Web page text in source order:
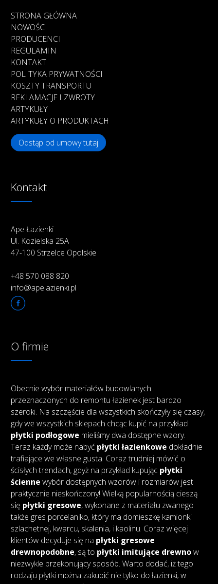
STRONA GŁÓWNA
NOWOŚCI
PRODUCENCI
REGULAMIN
KONTAKT
POLITYKA PRYWATNOŚCI
KOSZTY TRANSPORTU
REKLAMACJE I ZWROTY
ARTYKUŁY
ARTYKUŁY O PRODUKTACH
Odstąp od umowy tutaj
Kontakt
Ape Łazienki
Ul. Kozielska 25A
47-100 Strzelce Opolskie
+48 570 088 820
info@apelazienki.pl
O firmie
Obecnie wybór materiałów budowlanych
przeznaczonych do remontu łazienek jest bardzo
szeroki. Na szczęście dla wszystkich skończyły się czasy,
gdy we wszystkich sklepach chcąc kupić na przykład
płytki podłogowe mieliśmy dwa dostępne wzory.
Teraz każdy może nabyć płytki łazienkowe dokładnie
trafiające we własne gusta. Coraz trudniej mówić o
ścisłych trendach, gdyż na przykład kupując płytki
ścienne wybór dostępnych wzorów i rozmiarów jest
praktycznie nieskończony! Wielką popularnością cieszą
się płytki gresowe, wykonane z materiału zwanego
także gres porcelaniko, który ma domieszkę kamionki
szlachetnej, kwarcu, skalenia, i kaolinu. Coraz więcej
klientów decyduje się na płytki gresowe
drewnopodobne, są to płytki imitujące drewnow
niezwykle przekonujący sposób. Warto dodać, iż tego
rodzaju płytki można zakupić nie tylko do łazienki, w